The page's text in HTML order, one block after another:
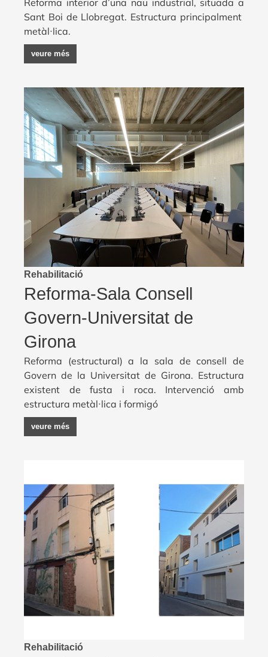
Reforma interior d’una nau industrial, situada a
Sant Boi de Llobregat. Estructura principalment
metàl·lica.
veure més
Rehabilitació
Reforma-Sala Consell
Govern-Universitat de
Girona
Reforma (estructural) a la sala de consell de
Govern de la Universitat de Girona. Estructura
existent de fusta i roca. Intervenció amb
estructura metàl·lica i formigó
veure més
Rehabilitació